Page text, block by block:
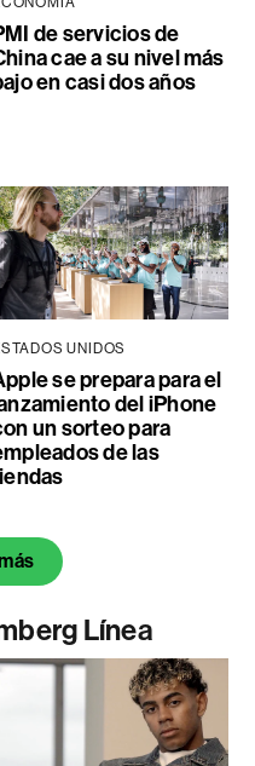
de servicios de
cae a su nivel más
en casi dos años
UNIDOS
se prepara para el
del iPhone
un sorteo para
de las
Línea